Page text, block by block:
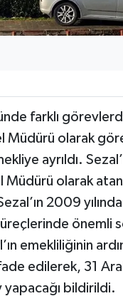
farklı
olarak
ayrıldı.
olarak
2009
önemli
emekliliğinin
edilerek, 31
yapacağı bildirildi.